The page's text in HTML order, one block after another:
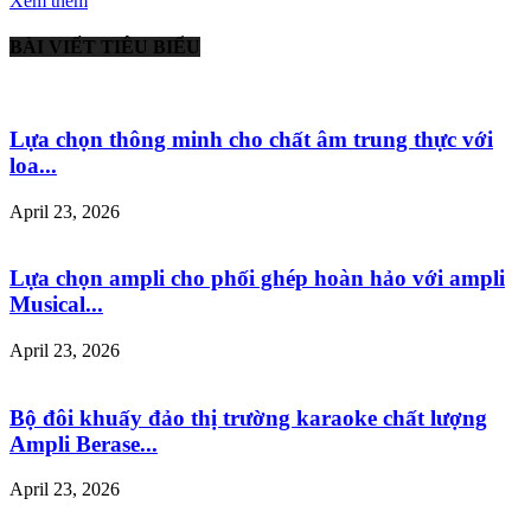
BÀI VIẾT TIÊU BIỂU
Lựa chọn thông minh cho chất âm trung thực với
loa...
April 23, 2026
Lựa chọn ampli cho phối ghép hoàn hảo với ampli
Musical...
April 23, 2026
Bộ đôi khuấy đảo thị trường karaoke chất lượng
Ampli Berase...
April 23, 2026